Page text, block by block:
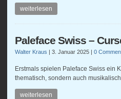
weiterlesen
Paleface Swiss –
Walter Kraus | 3. Januar 2025 | 0
Erstmals spielen Paleface Swiss ein
thematisch, sondern auch
weiterlesen